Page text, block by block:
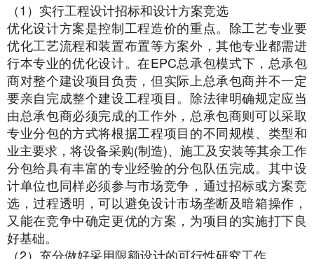
（1）实行工程设计招标和设计方案竞选
优化设计方案是控制工程造价的重点。除工艺专业要
优化工艺流程和装置布置等方案外，其他专业都需进
行本专业的优化设计。在EPC总承包模式下，总承包
商对整个建设项目负责，但实际上总承包商并不一定
要亲自完成整个建设工程项目。除法律明确规定应当
由总承包商必须完成的工作外，总承包商则可以采取
专业分包的方式将根据工程项目的不同规模、类型和
业主要求，将设备采购(制造)、施工及安装等其余工作
分包给具有丰富的专业经验的分包队伍完成。其中设
计单位也同样必须参与市场竞争，通过招标或方案竞
选，过程透明，可以避免设计市场垄断及暗箱操作，
又能在竞争中确定更优的方案，为项目的实施打下良
好基础。
（2）充分做好采用限额设计的可行性研究工作